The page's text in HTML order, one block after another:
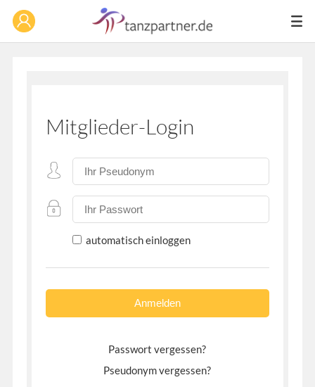
Mitglieder-Login
automatisch einloggen
Passwort vergessen?
Pseudonym vergessen?